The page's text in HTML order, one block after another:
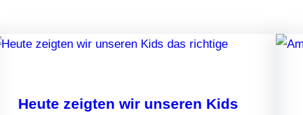
Heute zeigten wir unseren Kids